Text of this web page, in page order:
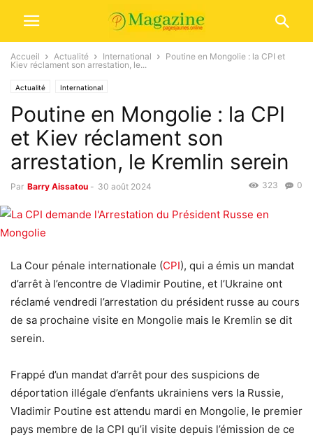
Accueil Actualité International
Poutine en Mongolie : la CPI et
Kiev réclament son arrestation, le...
Actualité International
Poutine en Mongolie : la CPI
et Kiev réclament son
arrestation, le Kremlin serein
Par Barry Aissatou - 30 août 2024 0
323
La Cour pénale internationale (CPI), qui a émis un mandat
d’arrêt à l’encontre de Vladimir Poutine, et l’Ukraine ont
réclamé vendredi l’arrestation du président russe au cours
de sa prochaine visite en Mongolie mais le Kremlin se dit
serein.
Frappé d’un mandat d’arrêt pour des suspicions de
déportation illégale d’enfants ukrainiens vers la Russie,
Vladimir Poutine est attendu mardi en Mongolie, le premier
pays membre de la CPI qu’il visite depuis l’émission de ce